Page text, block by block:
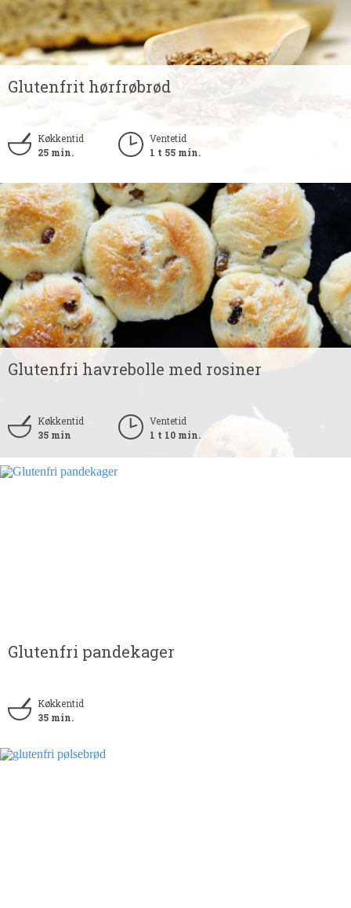
Glutenfrit hørfrøbrød
Køkkentid
25 min.
Ventetid
1 t 55 min.
Glutenfri havrebolle med rosiner
Køkkentid
35 min
Ventetid
1 t 10 min.
Glutenfri pandekager
Køkkentid
35 min.